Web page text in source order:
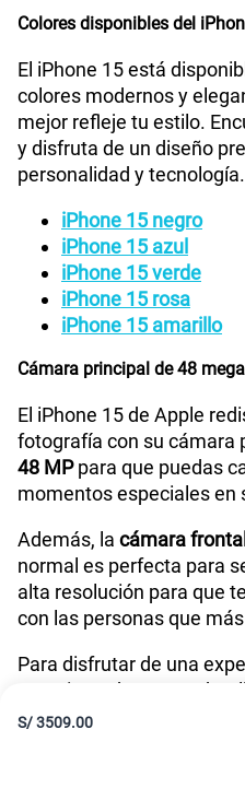
Grabadora de Voz
Tipo de Batería
GPS
Reconocimiento Facial
Que viene en
la caja
iPhone con
Dimensión
rápida
Hasta un 50%
Colores disponibles del
El iPhone 15 está
colores modernos y
mejor refleje tu estilo.
y disfruta de un diseño
personalidad y tecnología.
iPhone 15 negro
iPhone 15 azul
iPhone 15 verde
iPhone 15 rosa
iPhone 15 amarillo
Cámara principal de 48
El iPhone 15 de Apple
fotografía con su cámara
48 MPpara que puedas
momentos especiales en
Además, la cámara
normal es perfecta para
alta resolución para que
con las personas que
Para disfrutar de una
apreciar todos estos
cámaras es necesario
increíble. Ahora te
S/3509.00